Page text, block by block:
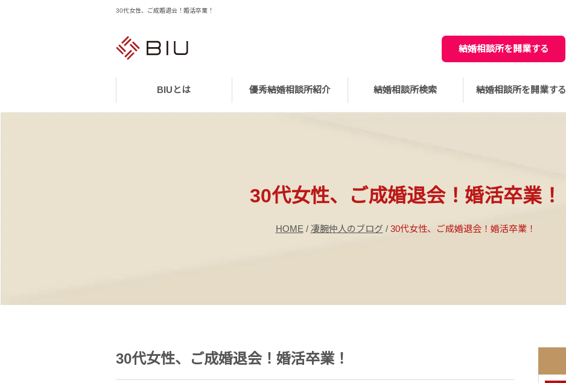
30代女性、ご成婚退会！婚活卒業！
結婚相談所を開業する
BIUとは 優秀結婚相談所紹介 結婚相談所検索 結婚相談所を開業する
30代女性、ご成婚退会！婚活卒業！
HOME / 凄腕仲人のブログ/ 30代女性、ご成婚退会！婚活卒業！
30代女性、ご成婚退会！婚活卒業！